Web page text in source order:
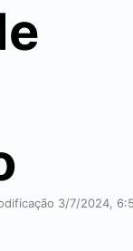
3/7/2024,